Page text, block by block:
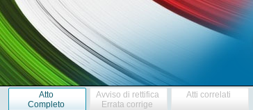
Atto
Completo
Avviso di rettifica
Errata corrige
Atti correlati